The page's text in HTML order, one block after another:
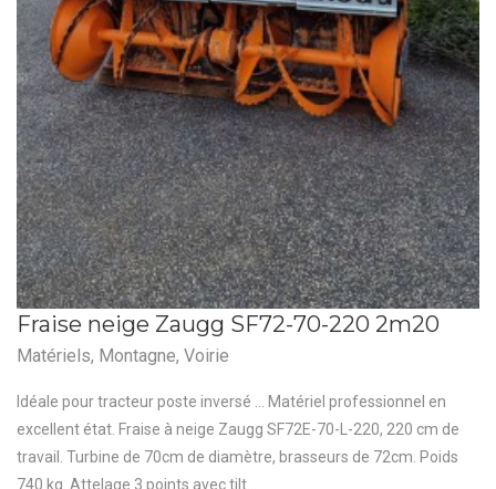
Fraise neige Zaugg SF72-70-220 2m20
Matériels, Montagne, Voirie
Idéale pour tracteur poste inversé ... Matériel professionnel en
excellent état. Fraise à neige Zaugg SF72E-70-L-220, 220 cm de
travail. Turbine de 70cm de diamètre, brasseurs de 72cm. Poids
740 kg. Attelage 3 points avec tilt...